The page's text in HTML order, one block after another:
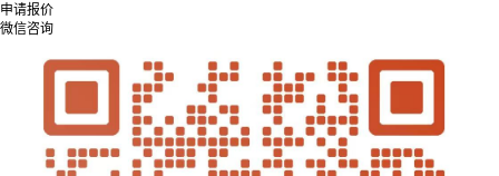
申请报价
微信咨询